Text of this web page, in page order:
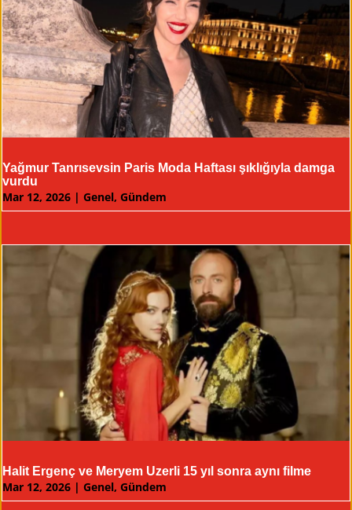
Yağmur Tanrısevsin Paris Moda Haftası şıklığıyla damga
vurdu
Mar 12, 2026 | Genel, Gündem
Halit Ergenç ve Meryem Uzerli 15 yıl sonra aynı filme
Mar 12, 2026 | Genel, Gündem